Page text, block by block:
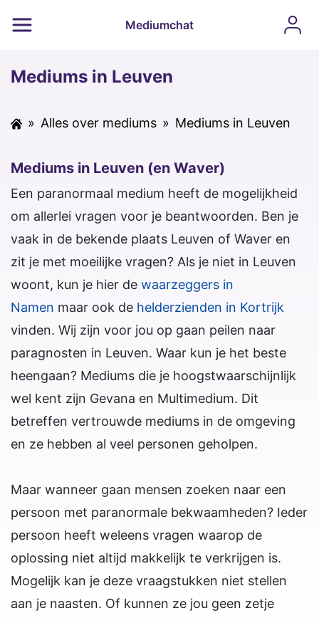
Mediumchat
Mediums in Leuven
» Alles over mediums » Mediums in Leuven
Mediums in Leuven (en Waver)
Een paranormaal medium heeft de mogelijkheid
om allerlei vragen voor je beantwoorden. Ben je
vaak in de bekende plaats Leuven of Waver en
zit je met moeilijke vragen? Als je niet in Leuven
woont, kun je hier de waarzeggers in
Namen maar ook de helderzienden in Kortrijk
vinden. Wij zijn voor jou op gaan peilen naar
paragnosten in Leuven. Waar kun je het beste
heengaan? Mediums die je hoogstwaarschijnlijk
wel kent zijn Gevana en Multimedium. Dit
betreffen vertrouwde mediums in de omgeving
en ze hebben al veel personen geholpen.
Maar wanneer gaan mensen zoeken naar een
persoon met paranormale bekwaamheden? Ieder
persoon heeft weleens vragen waarop de
oplossing niet altijd makkelijk te verkrijgen is.
Mogelijk kan je deze vraagstukken niet stellen
aan je naasten. Of kunnen ze jou geen zetje